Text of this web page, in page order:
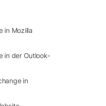
in Mozilla
in der Outlook-
in